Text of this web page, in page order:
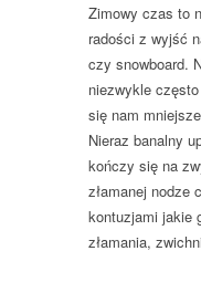
Zimowy czas to
radości z wyjść
czy snowboard.
niezwykle
się nam
Nieraz banalny
kończy się na
złamanej nodze
kontuzjami jakie
złamania,